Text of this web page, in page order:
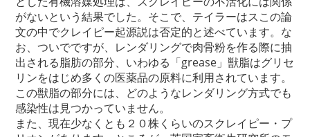
がないという結果でした。そこで、テイラーはスこの論
文の中でクレイピー起源説は否定的と述べています。な
お、ついでですが、レンダリングで肉骨粉を作る際に抽
出される脂肪の部分、いわゆる「grease」獣脂はグリセ
リンをはじめ多くの医薬品の原料に利用されています。
この獣脂の部分には、どのようなレンダリング方式でも
感染性は見つかっていません。
また、現在少なくとも２０株くらいのスクレイピー・プ